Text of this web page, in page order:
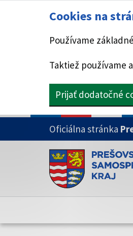
Cookies na
Používame
Taktiež používame
Prijať dodatočné
PRESKOČIŤ NA HLAVNÝ
Oficiálna stránka
Doména psk.sk je
Toto je oficiálna